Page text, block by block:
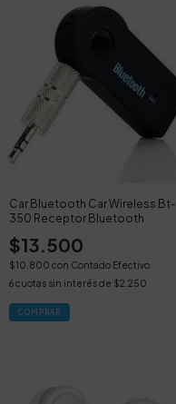
Car Bluetooth Car Wireless Bt-
350 Receptor Bluetooth
$13.500
$10.800 con Contado Efectivo
6cuotas sin interés de $2.250